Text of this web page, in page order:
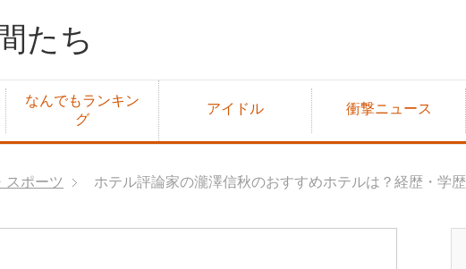
たち
なんでもランキン
グ
アイドル 衝撃ニュース
スポーツ ホテル評論家の瀧澤信秋のおすすめホテルは？経歴・学